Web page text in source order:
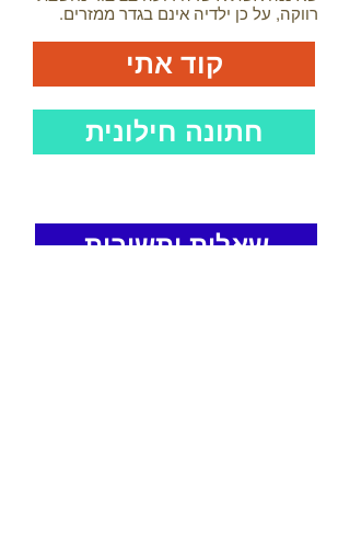
רווקה, על כן ילדיה אינם בגדר ממזרים.
קוד אתי
חתונה חילונית
שאלות ותשובות